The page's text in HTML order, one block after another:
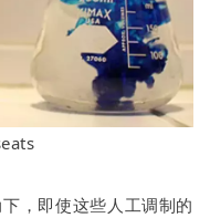
，即使这些人工调制的